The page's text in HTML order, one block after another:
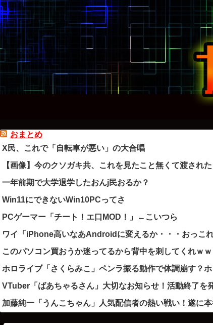
おまとめ
X民、これで「自転車が悪い」の大合唱
【画像】今のクソガキ共、これを見たこと無くて渡され
一年前期で大学退学したおんj民おるか？
Win11にできないWin10PCってさ
PCゲーマー「チート！エ口MOD！」←こいつら
ワイ「iPhone高いなあAndroidに変えるか・・・おっこ
このパソコン買おうか迷ってるから背中を刺してくれｗｗ
ホロライブ「さくらみこ」ペンラ振る動作で体調崩す？
VTuber「ばあちゃるさん」大切なお知らせ！活動終了を
加藤純一「うんこちゃん」人気配信者の熱い戦い！遂に